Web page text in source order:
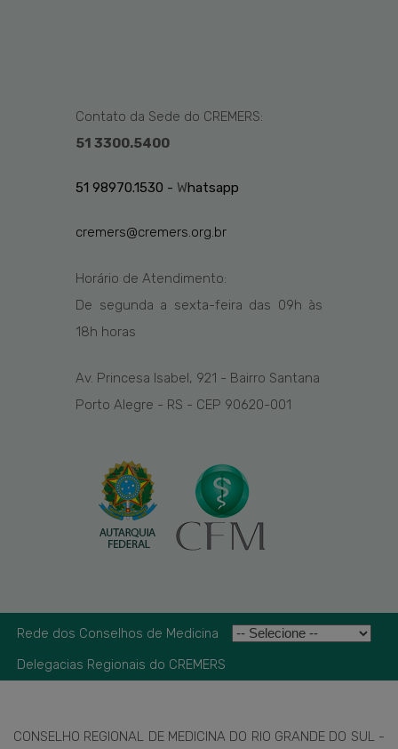
Contato da Sede do CREMERS:
51 3300.5400
51 98970.1530 - Whatsapp
cremers@cremers.org.br
Horário de Atendimento:
De segunda a sexta-feira das 09h às
18h horas
Av. Princesa Isabel, 921 - Bairro Santana
Porto Alegre - RS - CEP 90620-001
Rede dos Conselhos de Medicina
Delegacias Regionais do CREMERS
CONSELHO REGIONAL DE MEDICINA DO RIO GRANDE DO SUL -